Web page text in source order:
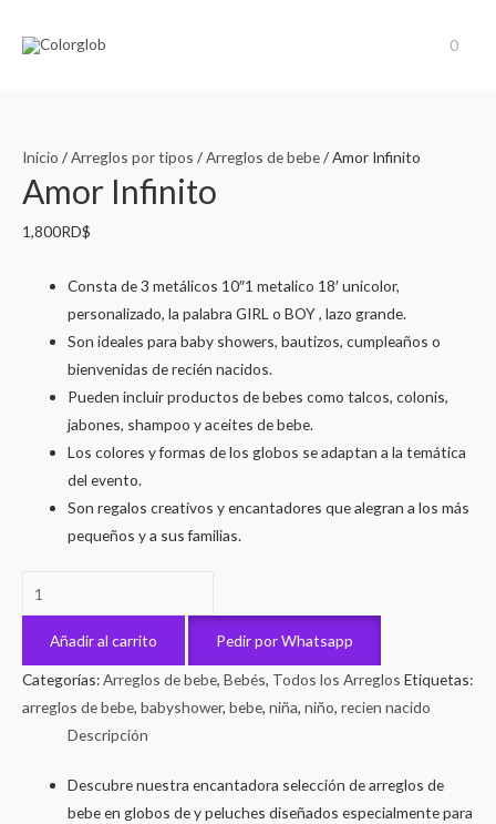
0
Inicio /Arreglos por tipos /Arreglos de bebe/ Amor Infinito
Amor Infinito
1,800RD$
Consta de 3 metálicos 10″1 metalico 18′ unicolor,
personalizado, la palabra GIRL o BOY , lazo grande.
Son ideales para baby showers, bautizos, cumpleaños o
bienvenidas de recién nacidos.
Pueden incluir productos de bebes como talcos, colonis,
jabones, shampoo y aceites de bebe.
Los colores y formas de los globos se adaptan a la temática
del evento.
Son regalos creativos y encantadores que alegran a los más
pequeños y a sus familias.
Infinito
cantidad
Añadir al carrito Pedir por Whatsapp
Categorías:Arreglos de bebe, Bebés, Todos los Arreglos Etiquetas:
arreglos de bebe, babyshower, bebe, niña, niño, recien nacido
Descripción
Descubre nuestra encantadora selección de arreglos de
bebe en globos de y peluches diseñados especialmente para